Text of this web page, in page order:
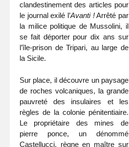
clandestinement des articles pour
le journal exilé l’Avanti !Arrêté par
la milice politique de Mussolini, il
se fait déporter pour dix ans sur
l’île-prison de Tripari, au large de
la Sicile.
Sur place, il découvre un paysage
de roches volcaniques, la grande
pauvreté des insulaires et les
règles de la colonie pénitentiaire.
Le propriétaire des mines de
pierre ponce, un dénommé
Castellucci, règne en maître sur